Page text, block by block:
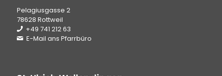
Pelagiusgasse 2
78628 Rottweil
+49 741 212 63
E-Mail ans Pfarrbüro